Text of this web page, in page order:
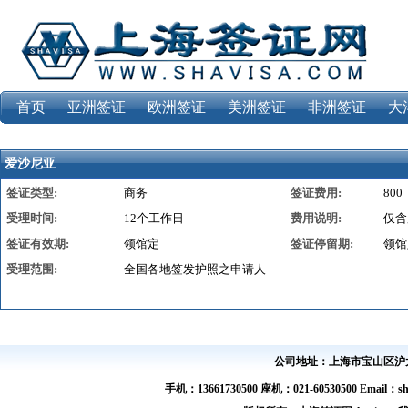
首页 亚洲签证 欧洲签证 美洲签证 非洲签证 大
爱沙尼亚
签证类型: 商务 签证费用:
800
受理时间:
12个工作日 费用说明:
仅
签证有效期:
领馆定 签证停留期:
领
受理范围:
全国各地签发护照之申请人
公司地址：上海市宝山区沪
手机：13661730500 座机：021-60530500 Email